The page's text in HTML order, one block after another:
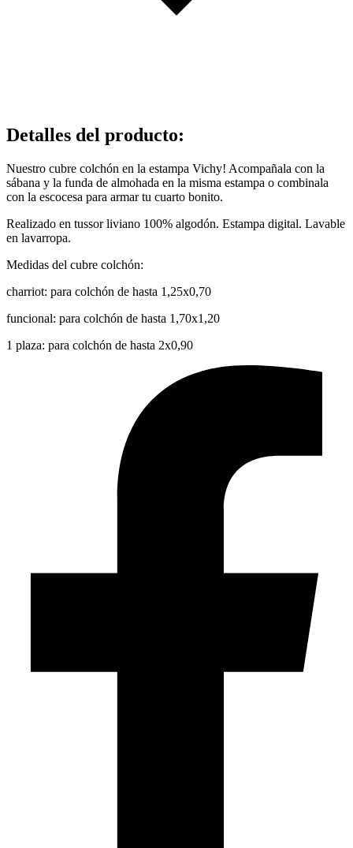
Detalles del producto:
Nuestro cubre colchón en la estampa Vichy! Acompañala con la
sábana y la funda de almohada en la misma estampa o combinala
con la escocesa para armar tu cuarto bonito.
Realizado en tussor liviano 100% algodón. Estampa digital. Lavable
en lavarropa.
Medidas del cubre colchón:
charriot: para colchón de hasta 1,25x0,70
funcional: para colchón de hasta 1,70x1,20
1 plaza: para colchón de hasta 2x0,90